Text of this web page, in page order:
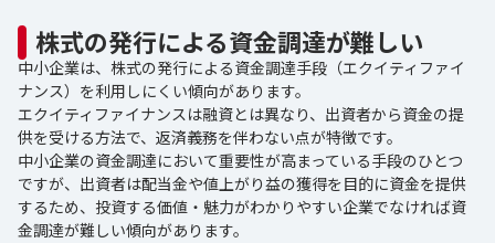
株式の発行による資金調達が難しい
中小企業は、株式の発行による資金調達手段（エクイティファイ
ナンス）を利用しにくい傾向があります。
エクイティファイナンスは融資とは異なり、出資者から資金の提
供を受ける方法で、返済義務を伴わない点が特徴です。
中小企業の資金調達において重要性が高まっている手段のひとつ
ですが、出資者は配当金や値上がり益の獲得を目的に資金を提供
するため、投資する価値・魅力がわかりやすい企業でなければ資
金調達が難しい傾向があります。